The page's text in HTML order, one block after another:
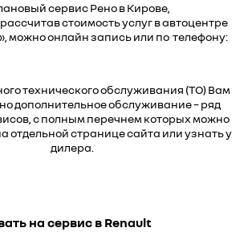
сервис Рено в Кирове,
стоимость услуг в автоцентре
можноонлайн записьили по телефону:
технического обслуживания (ТО) Вам
дополнительное обслуживание – ряд
с полным перечнем которых можно
отдельной странице сайта или узнать у
дилера.
на сервис в Renault